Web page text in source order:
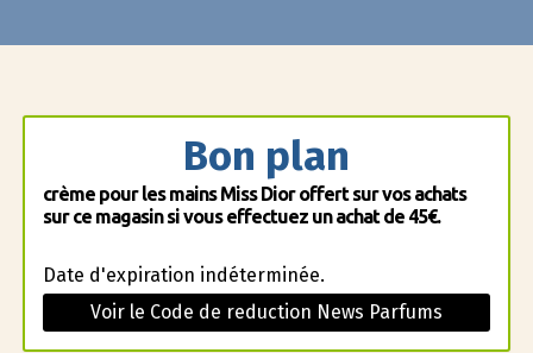
Bon plan
crème pour les mains Miss Dior offert sur vos achats
sur ce magasin si vous effectuez un achat de 45€.
Date d'expiration indéterminée.
Voir le Code de reduction News Parfums